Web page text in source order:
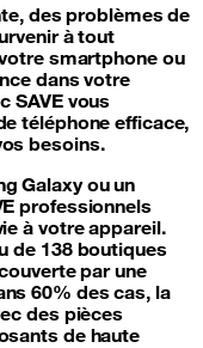
des problèmes de
à tout
smartphoneou
dans votre
SAVE vous
téléphone efficace,
besoins.
Galaxyou un
professionnels
à votre appareil.
de 138 boutiques
par une
60% des cas, la
des pièces
de haute